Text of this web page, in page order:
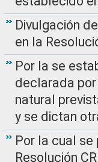
Divulgación
en la
Por la se
declarada
natural
y se dictan
Por la cual
Resolución